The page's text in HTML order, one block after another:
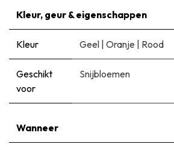
Kleur, geur & eigenschappen
Kleur Geel | Oranje | Rood
Geschikt
voor
Snijbloemen
Wanneer